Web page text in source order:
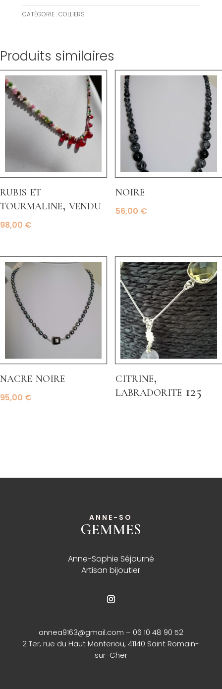
CATÉGORIE :COLLIERS
Produits similaires
rubis et
tourmaline, vendu
98,00 €
noire
56,00 €
nacre noire
95,00 €
citrine,
labradorite 125
ANNE-SO
GEMMES
Anne-Sophie Séjourné
Artisan bijoutier
annea9163@gmail.com – 06 10 48 90 52
2 Ter, rue du Haut Monteriou, 41140 Saint Romain-
sur-Cher